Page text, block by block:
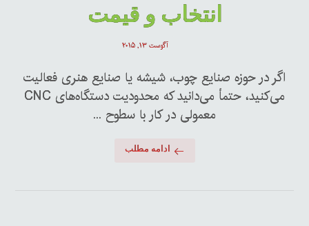
انتخاب و قیمت
آگوست ۱۳, ۲۰۱۵
اگر در حوزه صنایع چوب، شیشه یا صنایع هنری فعالیت
می‌کنید، حتماً می‌دانید که محدودیت دستگاه‌های CNC
معمولی در کار با سطوح ...
ادامه مطلب